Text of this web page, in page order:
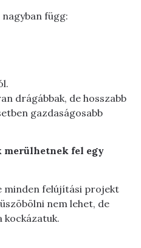
függ:
drágábbak, de hosszabb
gazdaságosabb
fel egy
minden felújítási projekt
nem lehet, de
kockázatuk.